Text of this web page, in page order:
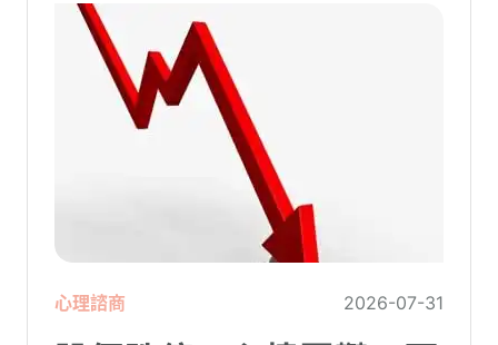
造成重大影響。
心理諮商 2026-07-31